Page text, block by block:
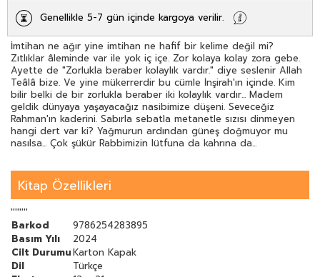
Genellikle 5-7 gün içinde kargoya verilir.
İmtihan ne ağır yine imtihan ne hafif bir kelime değil mi?
Zıtlıklar âleminde var ile yok iç içe. Zor kolaya kolay zora gebe.
Ayette de "Zorlukla beraber kolaylık vardır." diye seslenir Allah
Teâlâ bize. Ve yine mükerrerdir bu cümle İnşirah'ın içinde. Kim
bilir belki de bir zorlukla beraber iki kolaylık vardır... Madem
geldik dünyaya yaşayacağız nasibimize düşeni. Seveceğiz
Rahman'ın kaderini. Sabırla sebatla metanetle sızısı dinmeyen
hangi dert var ki? Yağmurun ardından güneş doğmuyor mu
nasılsa... Çok şükür Rabbimizin lütfuna da kahrına da...
Kitap Özellikleri
''''''''
Barkod
9786254283895
Basım Yılı
2024
Cilt DurumuKarton Kapak
Dil
Türkçe